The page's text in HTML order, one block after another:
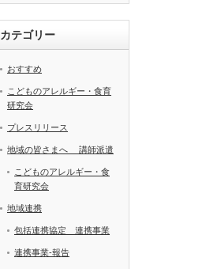
カテゴリー
おすすめ
こどものアレルギー・食育
研究会
プレスリリース
地域の皆さまへ 講師派遣
こどものアレルギー・食
育研究会
地域連携
包括連携協定 連携事業
連携事業-報告